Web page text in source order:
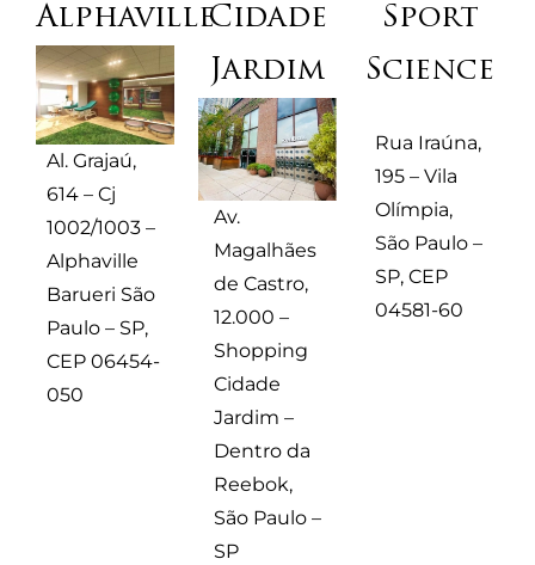
Alphaville
Al. Grajaú,
614 – Cj
1002/1003 –
Alphaville
Barueri São
Paulo – SP,
CEP 06454-
050
Cidade
Jardim
Av.
Magalhães
de Castro,
12.000 –
Shopping
Cidade
Jardim –
Dentro da
Reebok,
São Paulo –
SP
Sport
Science
Rua Iraúna,
195 – Vila
Olímpia,
São Paulo –
SP, CEP
04581-60